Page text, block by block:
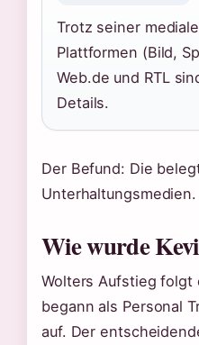
Trotz seiner
Plattformen (Bild,
Web.de und RTL
Details.
Der Befund: Die
Unterhaltungsmedien.
Wie wurde
Wolters Aufstieg folgt
begann als Personal
auf. Der